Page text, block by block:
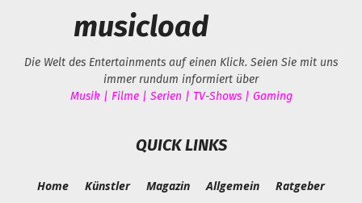
musicload
Die Welt des Entertainments auf einen Klick. Seien Sie mit uns
immer rundum informiert über
Musik | Filme | Serien | TV-Shows | Gaming
QUICK LINKS
Home Künstler Magazin Allgemein Ratgeber